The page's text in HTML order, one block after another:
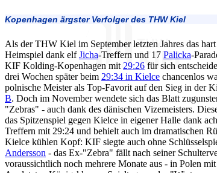
Kopenhagen ärgster Verfolger des THW Kiel
Als der THW Kiel im September letzten Jahres das
Heimspiel dank elfJicha-Treffern und 17 Palicka-
KIF Kolding-Kopenhagen mit 29:26 für sich
drei Wochen später beim 29:34 in Kielce chancenlos
polnische Meister als Top-Favorit auf den Sieg in der
B. Doch im November wendete sich das Blatt
"Zebras" - auch dank des dänischen Vizemeisters.
das Spitzenspiel gegen Kielce in eigener Halle dank
Treffern mit 29:24 und behielt auch im dramatischen
Kielce kühlen Kopf: KIF siegte auch ohne
Andersson - das Ex-"Zebra" fällt nach seiner
voraussichtlich noch mehrere Monate aus - in Polen